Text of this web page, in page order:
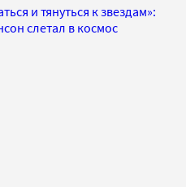
и тянуться к звездам»:
слетал в космос